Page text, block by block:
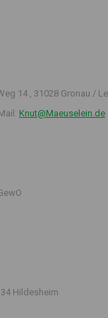
14 , 31028 Gronau /
Knut@Maeuselein.de
Hildesheim